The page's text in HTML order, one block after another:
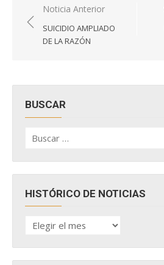
Navegación
de
entradas
Noticia Anterior
SUICIDIO AMPLIADO
DE LA RAZÓN
BUSCAR
por:
HISTÓRICO DE NOTICIAS
HISTÓRICO
DE